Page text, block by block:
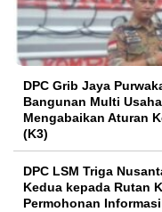
DPC Grib Jaya
Bangunan Multi
Mengabaikan Aturan
(K3)
DPC LSM Triga
Kedua kepada Rutan
Permohonan